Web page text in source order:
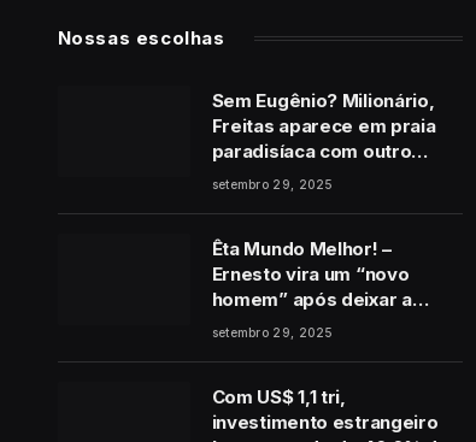
Nossas escolhas
Sem Eugênio? Milionário,
Freitas aparece em praia
paradisíaca com outro
homem no final de Vale
setembro 29, 2025
Êta Mundo Melhor! –
Ernesto vira um “novo
homem” após deixar a
cadeia e pede perdão a
setembro 29, 2025
Com US$ 1,1 tri,
investimento estrangeiro